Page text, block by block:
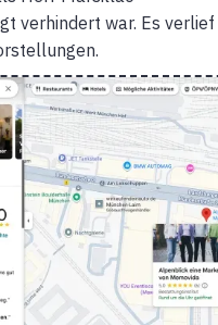
verhindert war. Es